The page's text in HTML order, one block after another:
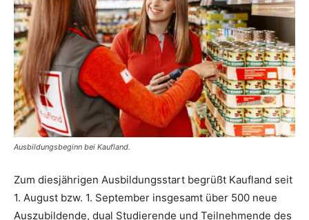
Ausbildungsbeginn bei Kaufland.
Zum diesjährigen Ausbildungsstart begrüßt Kaufland seit
1. August bzw. 1. September insgesamt über 500 neue
Auszubildende, dual Studierende und Teilnehmende des